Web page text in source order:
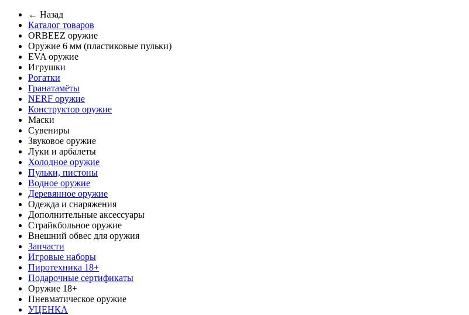
← Назад
Каталог товаров
ORBEEZ оружие
Оружие 6 мм (пластиковые пульки)
EVA оружие
Игрушки
Рогатки
Гранатамёты
NERF оружие
Конструктор оружие
Маски
Сувениры
Звуковое оружие
Луки и арбалеты
Холодное оружие
Пульки, пистоны
Водное оружие
Деревянное оружие
Одежда и снаряжения
Дополнительные аксессуары
Страйкбольное оружие
Внешний обвес для оружия
Запчасти
Игровые наборы
Пиротехника 18+
Подарочные сертификаты
Оружие 18+
Пневматическое оружие
УЦЕНКА